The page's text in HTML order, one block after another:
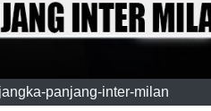
panjang-inter-milan